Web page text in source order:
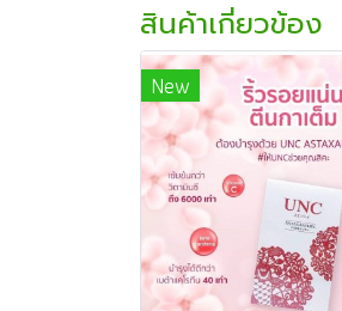
สินค้าเกี่ยวข้อง
New